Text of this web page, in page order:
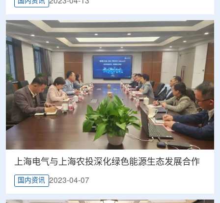
上海电气与上海农投深化绿色能源生态发展合作
国内资讯 2023-04-07